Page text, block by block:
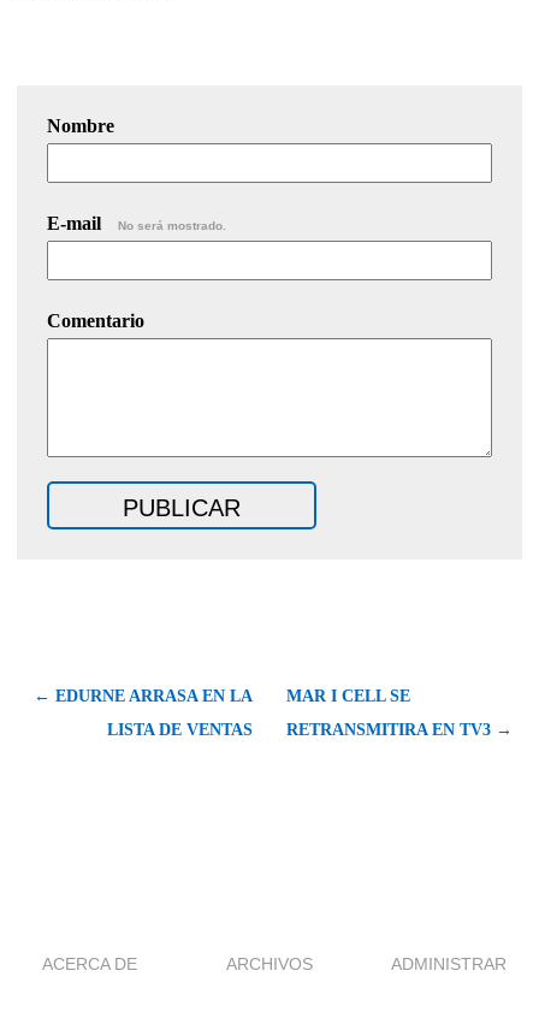
Nombre
E-mail No será mostrado.
Comentario
← EDURNE ARRASA EN LA
LISTA DE VENTAS
MAR I CELL SE
RETRANSMITIRA EN TV3 →
ACERCA DE ARCHIVOS ADMINISTRAR